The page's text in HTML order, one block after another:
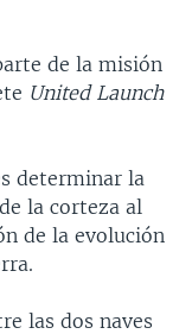
de la misión
United Launch
determinar la
la corteza al
de la evolución
las dos naves